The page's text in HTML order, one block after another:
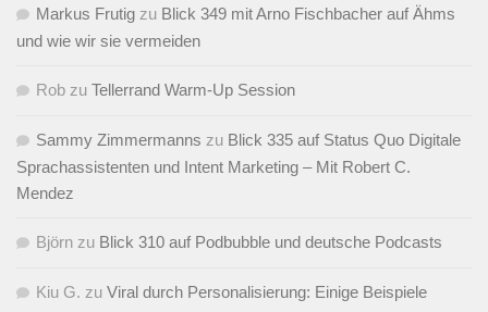
Markus Frutig zu Blick 349 mit Arno Fischbacher auf Ähms
und wie wir sie vermeiden
Rob zu Tellerrand Warm-Up Session
Sammy Zimmermanns zu Blick 335 auf Status Quo Digitale
Sprachassistenten und Intent Marketing – Mit Robert C.
Mendez
Björn zu Blick 310 auf Podbubble und deutsche Podcasts
Kiu G. zu Viral durch Personalisierung: Einige Beispiele